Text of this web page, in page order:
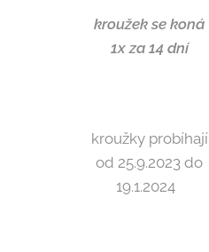
kroužek se koná
1x za 14 dní
kroužky probíhají
od 25.9.2023 do
19.1.2024